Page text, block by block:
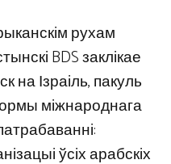
рухам
BDS заклікае
на Ізраіль, пакуль
міжнароднага
ўсіх арабскіх